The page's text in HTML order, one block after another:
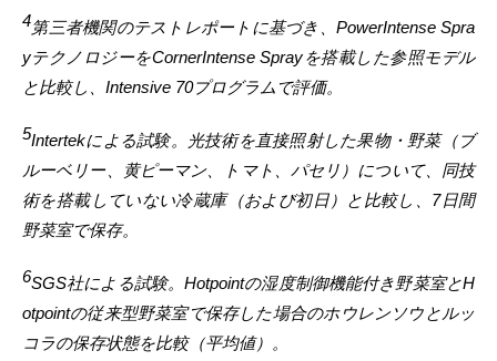
4第三者機関のテストレポートに基づき、PowerIntense Spra
yテクノロジーをCornerIntense Sprayを搭載した参照モデル
と比較し、Intensive 70プログラムで評価。
5Intertekによる試験。光技術を直接照射した果物・野菜（ブ
ルーベリー、黄ピーマン、トマト、パセリ）について、同技
術を搭載していない冷蔵庫（および初日）と比較し、7日間
野菜室で保存。
6SGS社による試験。Hotpointの湿度制御機能付き野菜室とH
otpointの従来型野菜室で保存した場合のホウレンソウとルッ
コラの保存状態を比較（平均値）。